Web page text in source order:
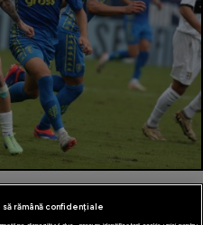
întreaga situație
rămână confidențiale